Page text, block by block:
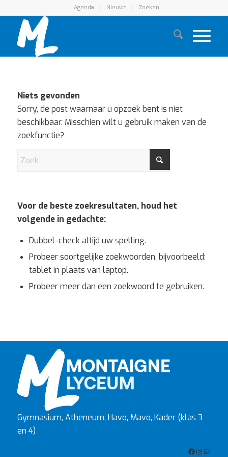
Agenda Nieuws Zoeken
Niets gevonden
Sorry, de post waarnaar u opzoek bent is niet
beschikbaar. Misschien wilt u gebruik maken van de
zoekfunctie?
Voor de beste zoekresultaten, houd het
volgende in gedachte:
Dubbel-check altijd uw spelling.
Probeer soortgelijke zoekwoorden, bijvoorbeeld:
tablet in plaats van laptop.
Probeer meer dan een zoekwoord te gebruiken.
Gymnasium, Atheneum, Havo, Mavo, Kader (klas 3
en 4)
Facebook
E-mail